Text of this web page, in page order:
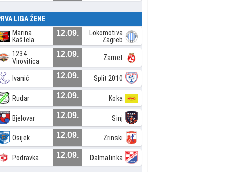
LIGA ŽENE
Marina
Kaštela
12.09.
Lokomotiva
Zagreb
1234
Virovitica
12.09. Zamet
Ivanić 12.09. Split 2010
Rudar 12.09. Koka
Bjelovar 12.09. Sinj
Osijek 12.09. Zrinski
Podravka 12.09. Dalmatinka